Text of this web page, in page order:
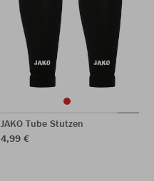
JAKO Tube Stutzen
4,99 €